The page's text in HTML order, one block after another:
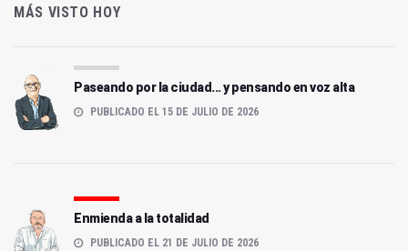
MÁS VISTO HOY
Paseando por la ciudad... y pensando en voz alta
PUBLICADO EL 15 DE JULIO DE 2026
Enmienda a la totalidad
PUBLICADO EL 21 DE JULIO DE 2026